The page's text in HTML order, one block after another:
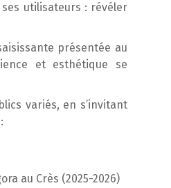
utilisateurs : révéler
présentée au
et esthétique se
variés, en s’invitant
au Crès (2025-2026)